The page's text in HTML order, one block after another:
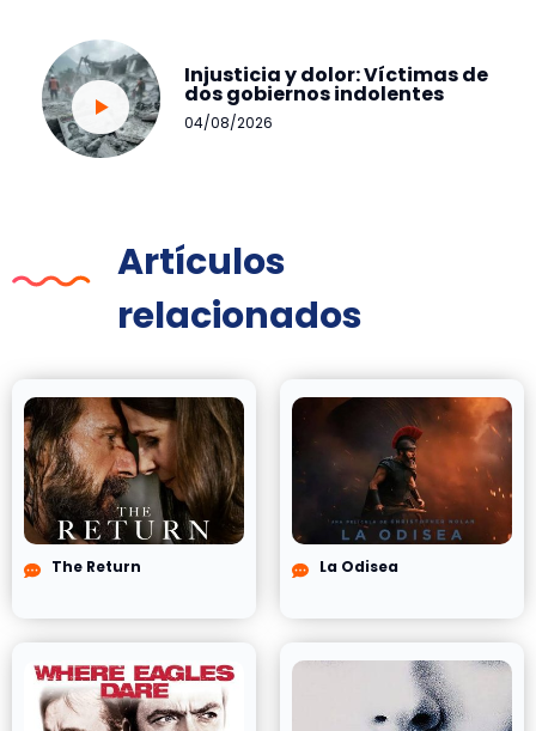
Injusticia y dolor: Víctimas de
dos gobiernos indolentes
04/08/2026
Artículos
relacionados
The Return La Odisea